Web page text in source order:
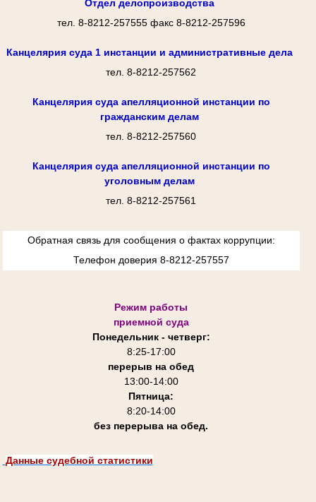
Отдел делопроизводства
тел. 8-8212-257555 факс 8-8212-257596
Канцелярия суда 1 инстанции и административные дела
тел. 8-8212-257562
Канцелярия суда апелляционной инстанции по
гражданским делам
тел. 8-8212-257560
Канцелярия суда апелляционной инстанции по
уголовным делам
тел. 8-8212-257561
Обратная связь для сообщения о фактах коррупции:
Телефон доверия 8-8212-257557
Режим работы
приемной суда
Понедельник - четверг:
8:25-17:00
перерыв на обед
13:00-14:00
Пятница:
8:20-14:00
без перерыва на обед.
Данные судебной статистики